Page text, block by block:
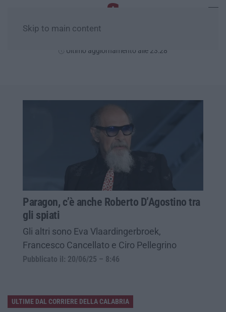
Skip to main content
Ultimo aggiornamento alle 23:28
Paragon, c’è anche Roberto D’Agostino tra
gli spiati
Gli altri sono Eva Vlaardingerbroek,
Francesco Cancellato e Ciro Pellegrino
Pubblicato il: 20/06/25 – 8:46
ULTIME DAL CORRIERE DELLA CALABRIA